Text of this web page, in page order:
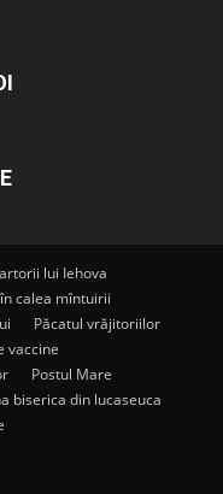
lui Iehova
calea mîntuirii
Păcatul vrăjitoriilor
vaccine
Postul Mare
biserica din lucaseuca